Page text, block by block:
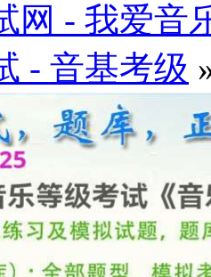
网 - 我爱音
- 音基考级